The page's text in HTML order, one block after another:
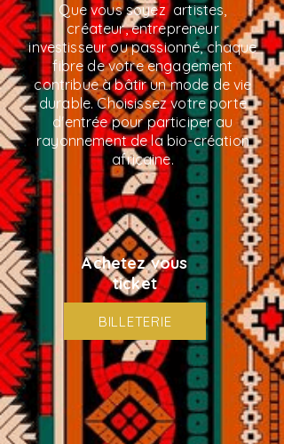
Que vous soyez artistes,
créateur, entrepreneur
investisseur ou passionné, chaque
fibre de votre engagement
contribue à bâtir un mode de vie
durable. Choisissez votre porte
d'entrée pour participer au
rayonnement de la bio-création
africaine.
Achetez vous
ticket
BILLETERIE